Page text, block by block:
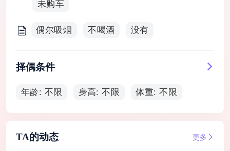
未购车
偶尔吸烟 不喝酒 没有
择偶条件
年龄: 不限 身高: 不限 体重: 不限
TA的动态 更多